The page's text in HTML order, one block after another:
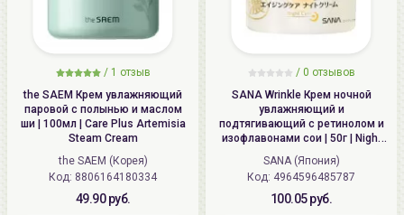
/ 1 отзыв
the SAEM Крем увлажняющий
паровой с полынью и маслом
ши | 100мл | Care Plus Artemisia
Steam Cream
the SAEM (Корея)
Код: 8806164180334
49.90 руб.
/ 0 отзывов
SANA Wrinkle Крем ночной
увлажняющий и
подтягивающий с ретинолом и
изофлавонами сои | 50г | Night
Wrinkle Cream
SANA (Япония)
Код: 4964596485787
100.05 руб.